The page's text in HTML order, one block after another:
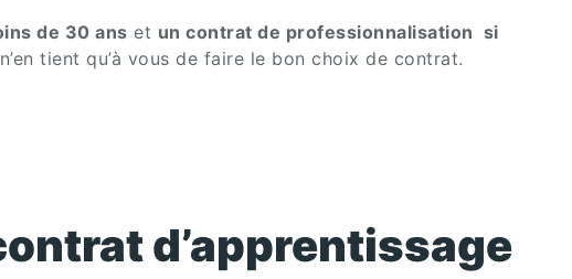
de 30 ans et un contrat de professionnalisation si
tient qu’à vous de faire le bon choix de contrat.
d’apprentissage